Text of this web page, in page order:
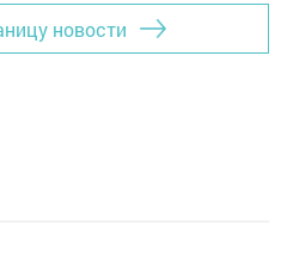
новости